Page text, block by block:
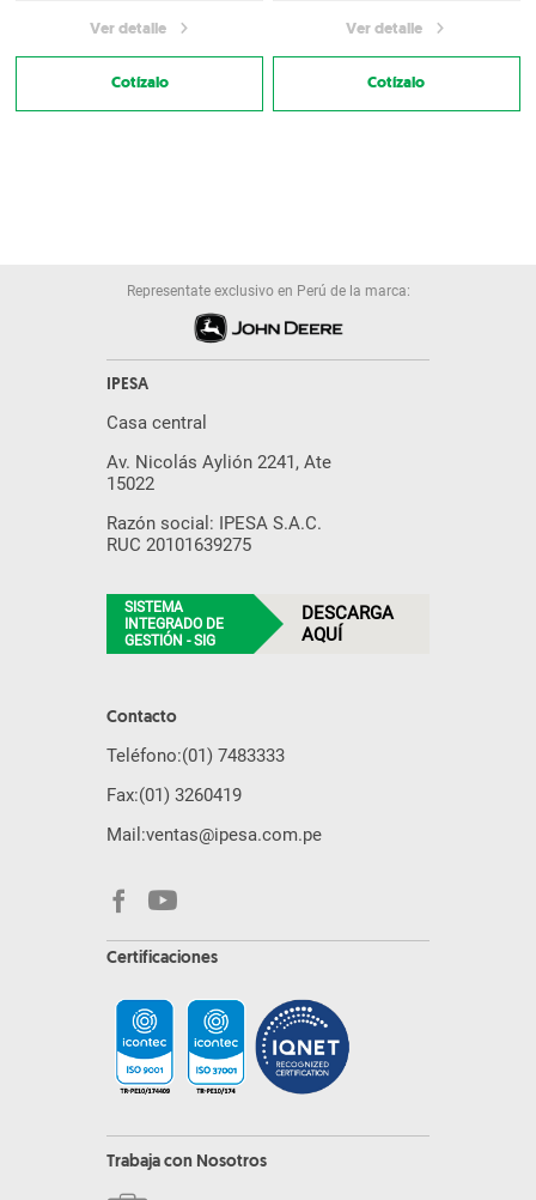
Ver detalle
Cotízalo
Ver detalle
Cotízalo
Representate exclusivo en Perú de la marca:
IPESA
Casa central
Av. Nicolás Aylión 2241, Ate
15022
Razón social: IPESA S.A.C.
RUC 20101639275
SISTEMA
INTEGRADO DE
GESTIÓN - SIG
DESCARGA
AQUÍ
Contacto
Teléfono:(01) 7483333
Fax:(01) 3260419
Mail:ventas@ipesa.com.pe
Certificaciones
Trabaja con Nosotros